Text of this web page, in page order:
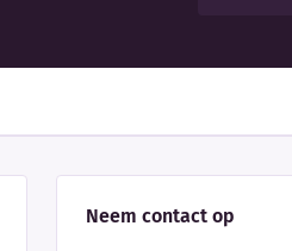
Neem contact op